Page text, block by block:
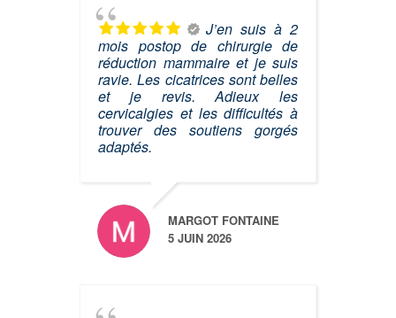
J’en suis à 2
mois postop de chirurgie de
réduction mammaire et je suis
ravie. Les cicatrices sont belles
et je revis. Adieux les
cervicalgies et les difficultés à
trouver des soutiens gorgés
adaptés.
MARGOT FONTAINE
5 JUIN 2026